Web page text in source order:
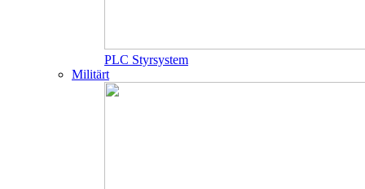
PLC Styrsystem
Militärt